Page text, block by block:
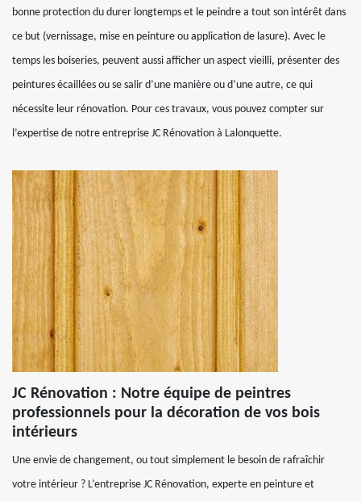
bonne protection du durer longtemps et le peindre a tout son intérêt dans
ce but (vernissage, mise en peinture ou application de lasure). Avec le
temps les boiseries, peuvent aussi afficher un aspect vieilli, présenter des
peintures écaillées ou se salir d’une manière ou d’une autre, ce qui
nécessite leur rénovation. Pour ces travaux, vous pouvez compter sur
l’expertise de notre entreprise JC Rénovation à Lalonquette.
JC Rénovation : Notre équipe de peintres
professionnels pour la décoration de vos bois
intérieurs
Une envie de changement, ou tout simplement le besoin de rafraîchir
votre intérieur ? L’entreprise JC Rénovation, experte en peinture et